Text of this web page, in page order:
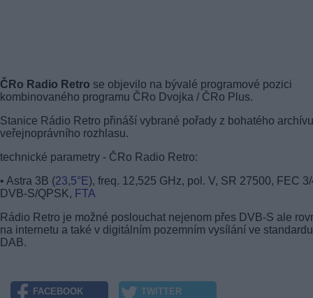
ČRo Radio Retro se objevilo na bývalé programové pozici
kombinovaného programu ČRo Dvojka / ČRo Plus.
Stanice Rádio Retro přináší vybrané pořady z bohatého archívu
veřejnoprávního rozhlasu.
technické parametry - ČRo Radio Retro:
• Astra 3B (23,5°E), freq. 12,525 GHz, pol. V, SR 27500, FEC
DVB-S/QPSK, FTA
Rádio Retro je možné poslouchat nejenom přes DVB-S ale
na internetu a také v digitálním pozemním vysílání ve standardu
DAB.
FACEBOOK TWITTER